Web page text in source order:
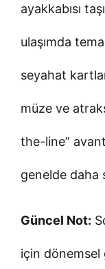
ayakkabısı
ulaşımda
seyahat
müze ve
the-line”
genelde daha
Güncel Not:
için dönemsel